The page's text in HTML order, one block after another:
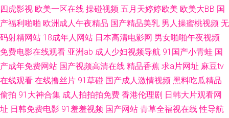
免费在线观看91 色图社区 亚洲酒店a片 91人人超碰欧美 俺去也99 福利成人
国产第113页 精品传媒 欧美日韩vv 丝袜后入91 亚洲色图 Av狠友 国产精品
38 久草热线资源 欧美少妇A级片 ts伪娘性爱网 久久人妻人人草 日本人妖网
站 香蕉视频在线网站 91免费看视频 福利A片500 久久精品成人黄色 日本高
四虎影视 欧美一区在线 操碰视频 五月天婷婷欧美 欧美大BB 国
产福利啪啪 欧洲成人午夜精品 国产精品美乳 男人操蜜桃视频 无
码射精网站 18成年人网站 日本高清电影网 男女啪啪午夜视频
免费电影在线观看 亚洲ab 成人少妇视频导航 91国产小青蛙 国
产成年免费网站 国产视频高清在线 精品香蕉 求a片网址 麻豆tv
在线观看 在线撸丝片 91草碰 国产成人激情视频 黑料吃瓜精品
偷拍 91大神合集 成人拍拍拍免费 香港伦理剧 日韩大片观看网
址 日韩免费电影 91羞羞视频 国产网站 青草全福视在线 性导航